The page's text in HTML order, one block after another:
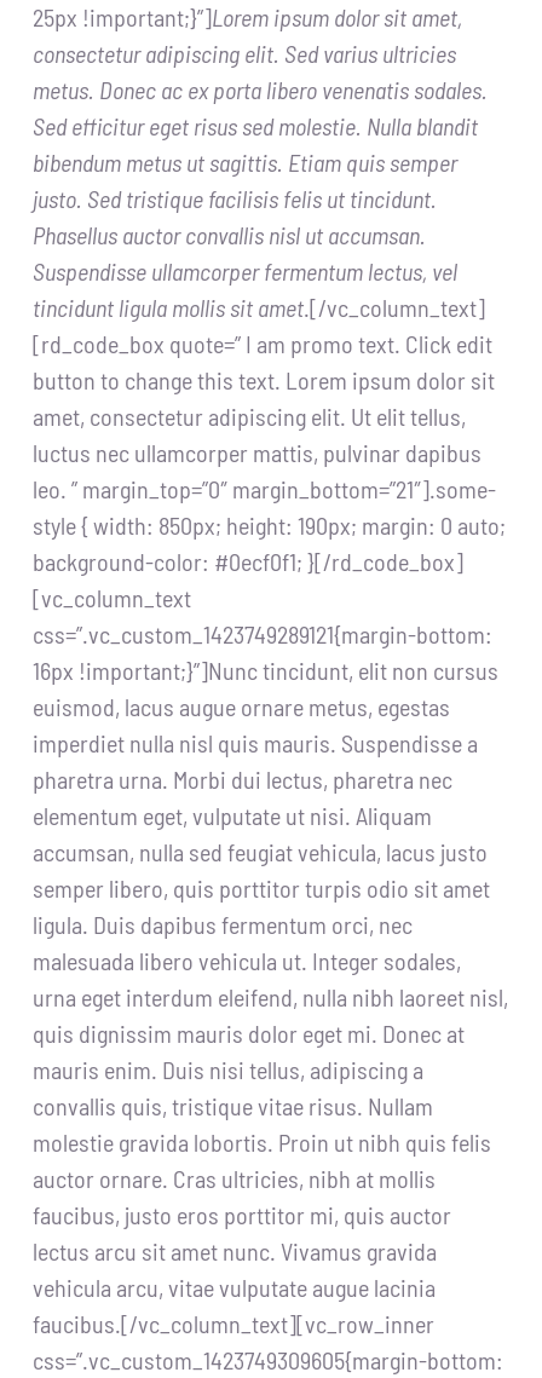
25px !important;}”]Lorem ipsum dolor sit amet,
consectetur adipiscing elit. Sed varius ultricies
metus. Donec ac ex porta libero venenatis sodales.
Sed efficitur eget risus sed molestie. Nulla blandit
bibendum metus ut sagittis. Etiam quis semper
justo. Sed tristique facilisis felis ut tincidunt.
Phasellus auctor convallis nisl ut accumsan.
Suspendisse ullamcorper fermentum lectus, vel
tincidunt ligula mollis sit amet.[/vc_column_text]
[rd_code_box quote=” I am promo text. Click edit
button to change this text. Lorem ipsum dolor sit
amet, consectetur adipiscing elit. Ut elit tellus,
luctus nec ullamcorper mattis, pulvinar dapibus
leo. ” margin_top=”0″ margin_bottom=”21″].some-
style { width: 850px; height: 190px; margin: 0 auto;
background-color: #0ecf0f1; }[/rd_code_box]
[vc_column_text
css=”.vc_custom_1423749289121{margin-bottom:
16px !important;}”]Nunc tincidunt, elit non cursus
euismod, lacus augue ornare metus, egestas
imperdiet nulla nisl quis mauris. Suspendisse a
pharetra urna. Morbi dui lectus, pharetra nec
elementum eget, vulputate ut nisi. Aliquam
accumsan, nulla sed feugiat vehicula, lacus justo
semper libero, quis porttitor turpis odio sit amet
ligula. Duis dapibus fermentum orci, nec
malesuada libero vehicula ut. Integer sodales,
urna eget interdum eleifend, nulla nibh laoreet nisl,
quis dignissim mauris dolor eget mi. Donec at
mauris enim. Duis nisi tellus, adipiscing a
convallis quis, tristique vitae risus. Nullam
molestie gravida lobortis. Proin ut nibh quis felis
auctor ornare. Cras ultricies, nibh at mollis
faucibus, justo eros porttitor mi, quis auctor
lectus arcu sit amet nunc. Vivamus gravida
vehicula arcu, vitae vulputate augue lacinia
faucibus.[/vc_column_text][vc_row_inner
css=”.vc_custom_1423749309605{margin-bottom: